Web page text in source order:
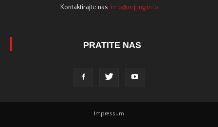
Kontaktirajte nas: info@rejting.info
PRATITE NAS
Impressum